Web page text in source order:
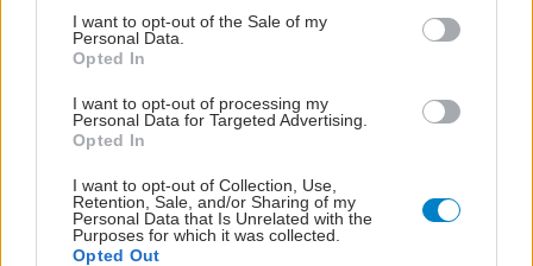
consent section.
I want to opt-out of the Sale of my
Personal Data.
Opted In
I want to opt-out of processing my
Personal Data for Targeted Advertising.
Opted In
I want to opt-out of Collection, Use,
Retention, Sale, and/or Sharing of my
Personal Data that Is Unrelated with the
Purposes for which it was collected.
Opted Out
Τετάρτη, 03 Δεκεμβρίου 2025, 15:30